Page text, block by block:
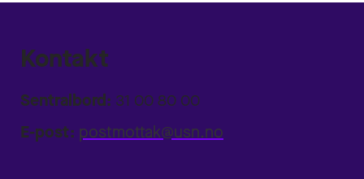
Kontakt
Sentralbord: 31 00 80 00
E-post: postmottak@usn.no